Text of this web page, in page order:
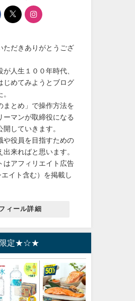
イト
麦
本入
紹
【ハプニング】宝塚・有愛きい
沈黙、福岡ミーマイでは遺言執
行人が登場
ただきありがとうござ
が人生１００年時代、
じめてみようとブログ
まとめ」で操作方法を
ーマンが取締役になる
開していきます。
や役員を目指すための
出来ればと思います。
はアフィリエイト広告
イト含む）を掲載し
ィール詳細
定★☆★